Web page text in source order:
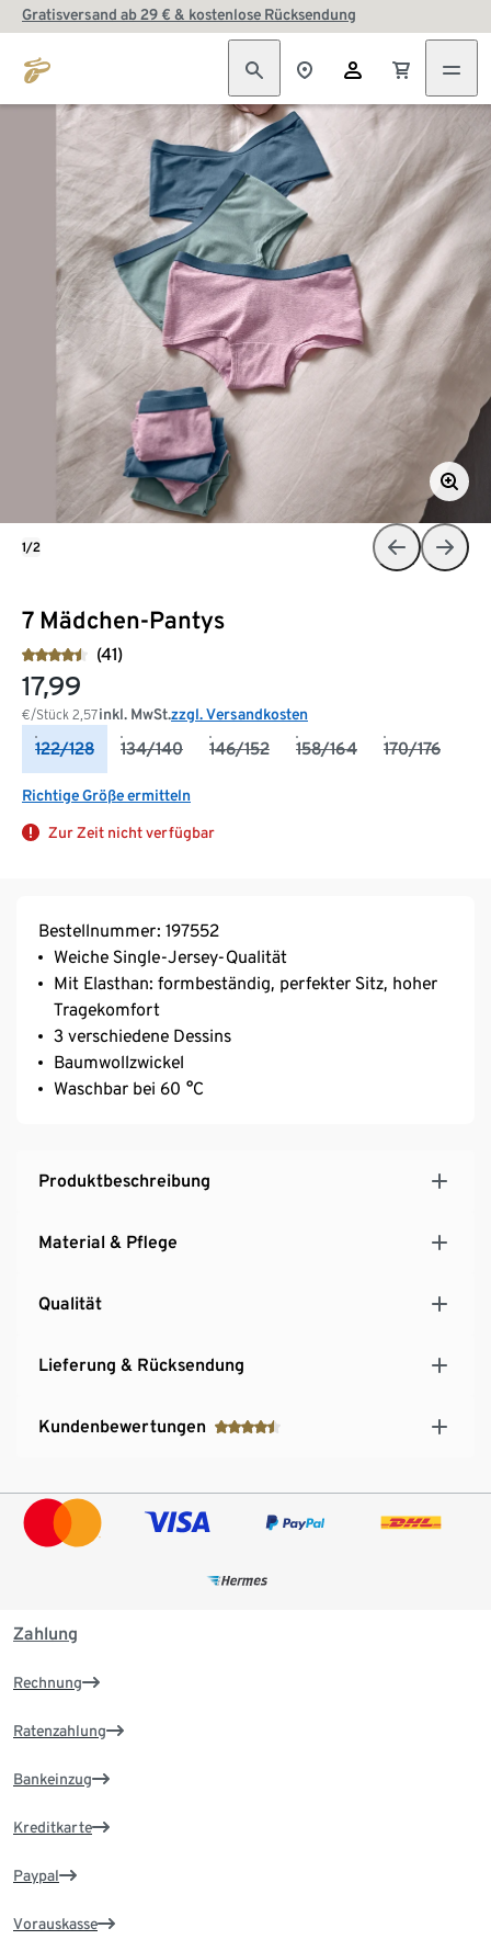
Gratisversand ab 29 € & kostenlose Rücksendung
7 Mädchen-Pantys
(41)
17,99
€/Stück 2,57inkl. MwSt.zzgl. Versandkosten
122/128 134/140 146/152 158/164 170/176
Richtige Größe ermitteln
Zur Zeit nicht verfügbar
1/2
Bestellnummer: 197552
Weiche Single-Jersey-Qualität
Mit Elasthan: formbeständig, perfekter Sitz, hoher
Tragekomfort
3 verschiedene Dessins
Baumwollzwickel
Waschbar bei 60 °C
Produktbeschreibung
Material & Pflege
Qualität
Lieferung & Rücksendung
Kundenbewertungen
Zahlung
Rechnung
Ratenzahlung
Bankeinzug
Kreditkarte
Paypal
Vorauskasse